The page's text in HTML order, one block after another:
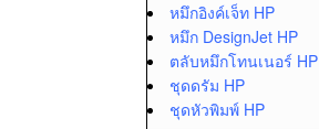
หมึกอิงค์เจ็ท HP
หมึก DesignJet HP
ตลับหมึกโทนเนอร์ HP
ชุดดรัม HP
ชุดหัวพิมพ์ HP